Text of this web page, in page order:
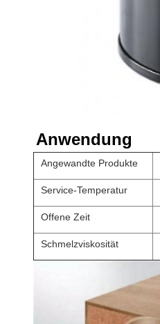
Anwendung
Angewandte Produkte
Service-Temperatur
Offene Zeit
Schmelzviskosität